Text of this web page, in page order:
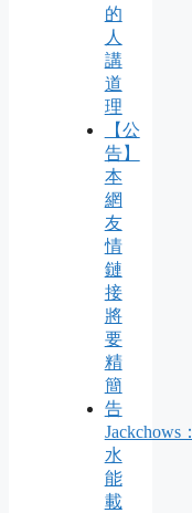
的
人
講
道
理
【公
告】
本
網
友
情
鏈
接
將
要
精
簡
告
Jackchows：
水
能
載